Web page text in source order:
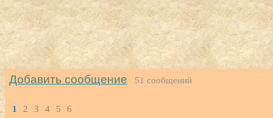
Добавить сообщение 51 сообщений
1 2 3 4 5 6